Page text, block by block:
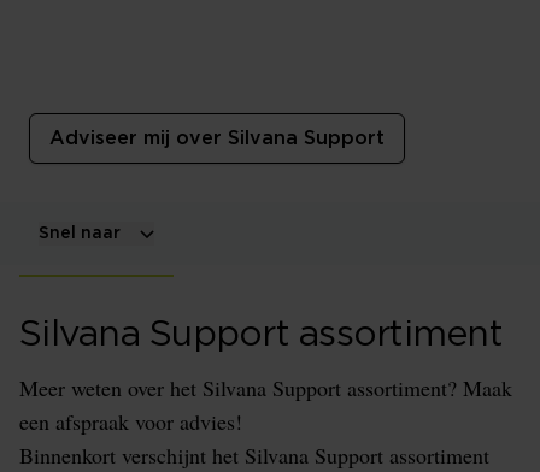
Adviseer mij over Silvana Support
Snel naar
Silvana Support assortiment
Meer weten over het Silvana Support assortiment? Maak
een afspraak voor advies!
Binnenkort verschijnt het Silvana Support assortiment